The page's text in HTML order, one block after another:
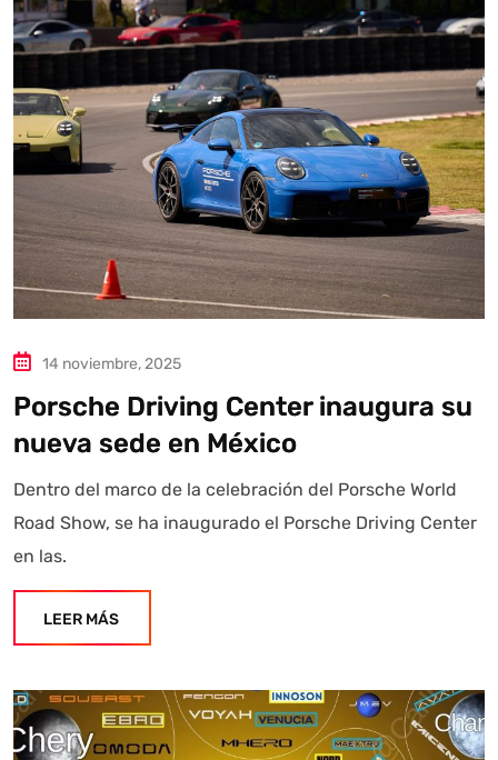
14 noviembre, 2025
Porsche Driving Center inaugura su
nueva sede en México
Dentro del marco de la celebración del Porsche World
Road Show, se ha inaugurado el Porsche Driving Center
en las.
LEER MÁS